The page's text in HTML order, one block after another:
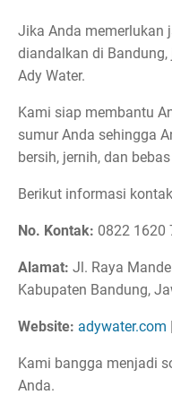
Jika Anda memerlukan
diandalkan di
Ady Water.
Kami siap membantu
sumur Anda sehingga
bersih, jernih, dan
Berikut informasi
No. Kontak: 0822 1620
Alamat: Jl. Raya
Kabupaten Bandung,
Website: adywater.com |
Kami bangga menjadi
Anda.